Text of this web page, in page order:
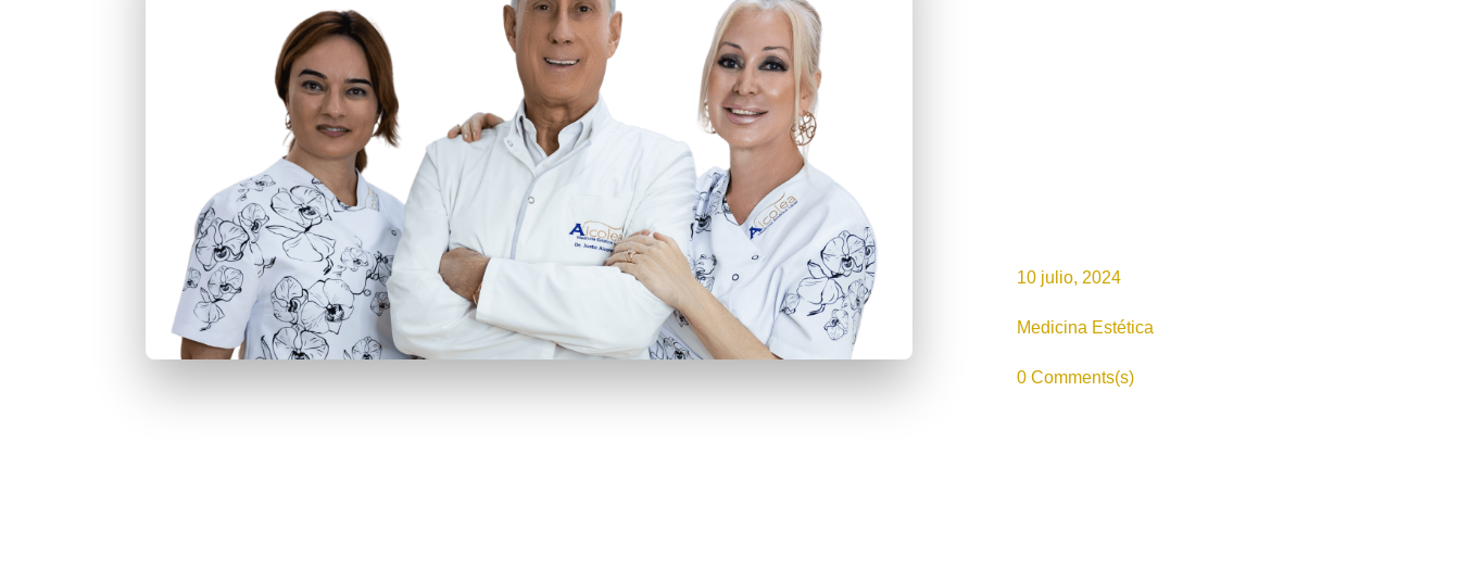
10 julio, 2024
Medicina Estética
0 Comments(s)